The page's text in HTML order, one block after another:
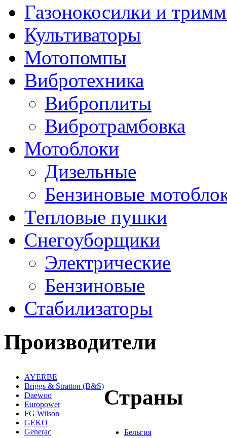
Газонокосилки и
Культиваторы
Мотопомпы
Вибротехника
Виброплиты
Вибротрамбовка
Мотоблоки
Дизельные
Бензиновые
Тепловые пушки
Снегоуборщики
Электрические
Бензиновые
Стабилизаторы
Производители
AYERBE
Briggs & Stratton (B&S)
Daewoo
Europower
FG Wilson
GEKO
Generac
Страны
Бельгия